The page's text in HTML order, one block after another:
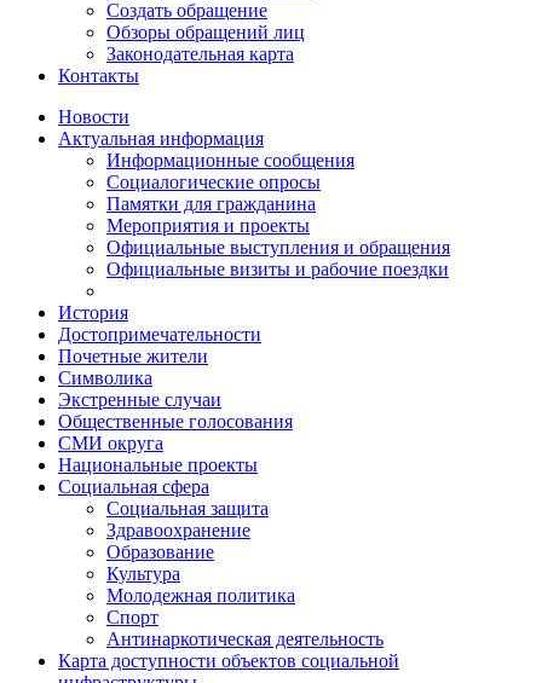
Создать обращение
Обзоры обращений лиц
Законодательная карта
Контакты
Новости
Актуальная информация
Информационные сообщения
Социалогические опросы
Памятки для гражданина
Мероприятия и проекты
Официальные выступления и обращения
Официальные визиты и рабочие поездки
История
Достопримечательности
Почетные жители
Символика
Экстренные случаи
Общественные голосования
СМИ округа
Национальные проекты
Социальная сфера
Социальная защита
Здравоохранение
Образование
Культура
Молодежная политика
Спорт
Антинаркотическая деятельность
Карта доступности объектов социальной